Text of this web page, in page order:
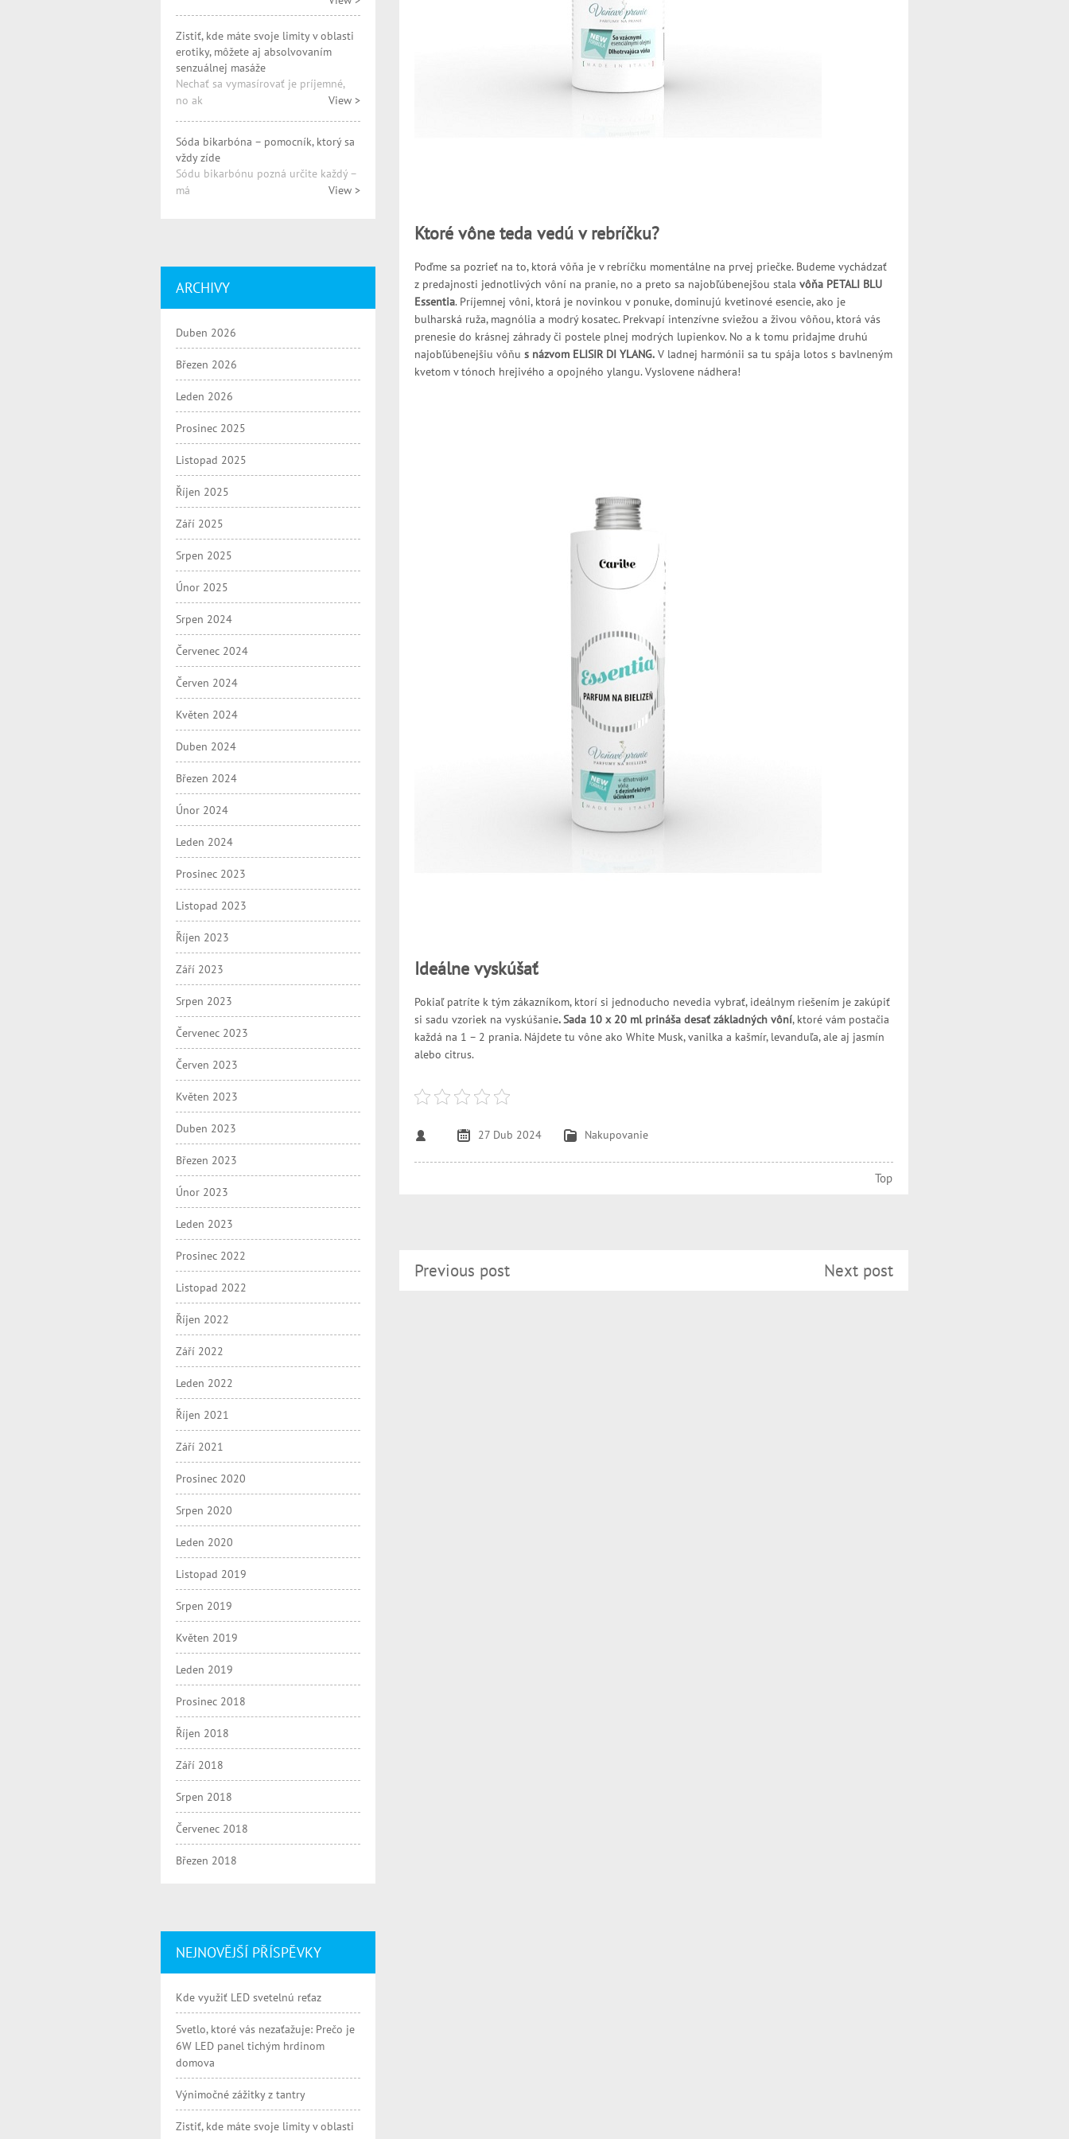
Ktoré vône teda vedú v rebríčku?
Poďme sa pozrieť na to, ktorá vôňa je v rebríčku momentálne na prvej priečke. Budeme vychádzať
z predajnosti jednotlivých vôní na pranie, no a preto sa najobľúbenejšou stala vôňa PETALI BLU
Essentia. Príjemnej vôni, ktorá je novinkou v ponuke, dominujú kvetinové esencie, ako je
bulharská ruža, magnólia a modrý kosatec. Prekvapí intenzívne sviežou a živou vôňou, ktorá vás
prenesie do krásnej záhrady či postele plnej modrých lupienkov. No a k tomu pridajme druhú
najobľúbenejšiu vôňu s názvom ELISIR DI YLANG.V ladnej harmónii sa tu spája lotos s bavlneným
kvetom v tónoch hrejivého a opojného ylangu. Vyslovene nádhera!
Ideálne vyskúšať
Pokiaľ patríte k tým zákazníkom, ktorí si jednoducho nevedia vybrať, ideálnym riešením je zakúpiť
si sadu vzoriek na vyskúšanie. Sada 10 x 20 ml prináša desať základných vôní, ktoré vám postačia
každá na 1 – 2 prania. Nájdete tu vône ako White Musk, vanilka a kašmír, levanduľa, ale aj jasmín
alebo citrus.
27 Dub 2024 Nakupovanie
Top
Next post
Previous post
Zistiť, kde máte svoje limity v oblasti
erotiky, môžete aj absolvovaním
senzuálnej masáže
Nechať sa vymasírovať je príjemné,
no ak
View >
Sóda bikarbóna – pomocník, ktorý sa
vždy zíde
Sódu bikarbónu pozná určite každý –
má
View >
ARCHIVY
Duben 2026
Březen 2026
Leden 2026
Prosinec 2025
Listopad 2025
Říjen 2025
Září 2025
Srpen 2025
Únor 2025
Srpen 2024
Červenec 2024
Červen 2024
Květen 2024
Duben 2024
Březen 2024
Únor 2024
Leden 2024
Prosinec 2023
Listopad 2023
Říjen 2023
Září 2023
Srpen 2023
Červenec 2023
Červen 2023
Květen 2023
Duben 2023
Březen 2023
Únor 2023
Leden 2023
Prosinec 2022
Listopad 2022
Říjen 2022
Září 2022
Leden 2022
Říjen 2021
Září 2021
Prosinec 2020
Srpen 2020
Leden 2020
Listopad 2019
Srpen 2019
Květen 2019
Leden 2019
Prosinec 2018
Říjen 2018
Září 2018
Srpen 2018
Červenec 2018
Březen 2018
NEJNOVĚJŠÍ PŘÍSPĚVKY
Kde využiť LED svetelnú reťaz
Svetlo, ktoré vás nezaťažuje: Prečo je
6W LED panel tichým hrdinom
domova
Výnimočné zážitky z tantry
Zistiť, kde máte svoje limity v oblasti